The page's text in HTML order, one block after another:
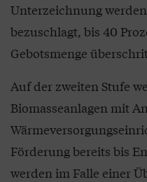
Unterzeichnung
bezuschlagt, bis 40
Gebotsmenge
Auf der zweiten Stufe
Biomasseanlagen mit
Förderung bereits bis
werden im Falle einer